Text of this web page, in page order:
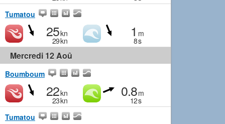
Tumatou
25kn
29kn
1 m
8s
Mercredi 12 Aoû
Boumboum
22kn
23kn
0.8m
12s
Tumatou